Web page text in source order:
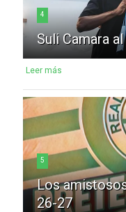
4
Suli Camara
Leer más
5
Los
26-27